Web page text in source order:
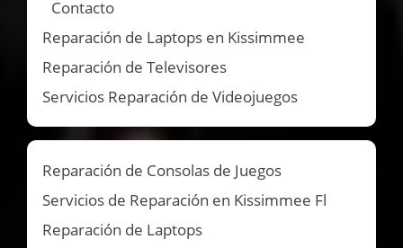
Contacto
Reparación de Laptops en Kissimmee
Reparación de Televisores
Servicios Reparación de Videojuegos
Reparación de Consolas de Juegos
Servicios de Reparación en Kissimmee Fl
Reparación de Laptops